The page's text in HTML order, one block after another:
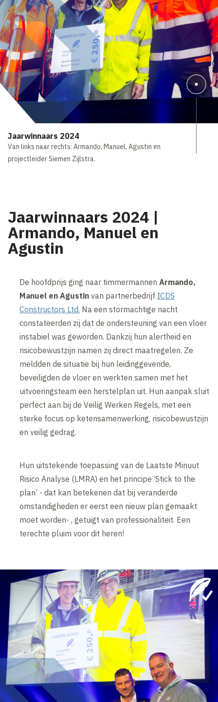
Jaarwinnaars 2024
Van links naar rechts: Armando, Manuel, Agustin en
projectleider Siemen Zijlstra.
Jaarwinnaars 2024 |
Armando, Manuel en
Agustin
De hoofdprijs ging naar timmermannenArmando,
Manuel en Agustin van partnerbedrijf ICDS
Constructors Ltd. Na een stormachtige nacht
constateerden zij dat de ondersteuning van een vloer
instabiel was geworden. Dankzij hun alertheid en
risicobewustzijn namen zij direct maatregelen. Ze
meldden de situatie bij hun leidinggevende,
beveiligden de vloer en werkten samen met het
uitvoeringsteam een herstelplan uit. Hun aanpak sluit
perfect aan bij de Veilig Werken Regels, met een
sterke focus op ketensamenwerking, risicobewustzijn
en veilig gedrag.
Hun uitstekende toepassing van de Laatste Minuut
Risico Analyse (LMRA) en het principe ‘Stick to the
plan’ - dat kan betekenen dat bij veranderde
omstandigheden er eerst een nieuw plan gemaakt
moet worden- , getuigt van professionaliteit. Een
terechte pluim voor dit heren!